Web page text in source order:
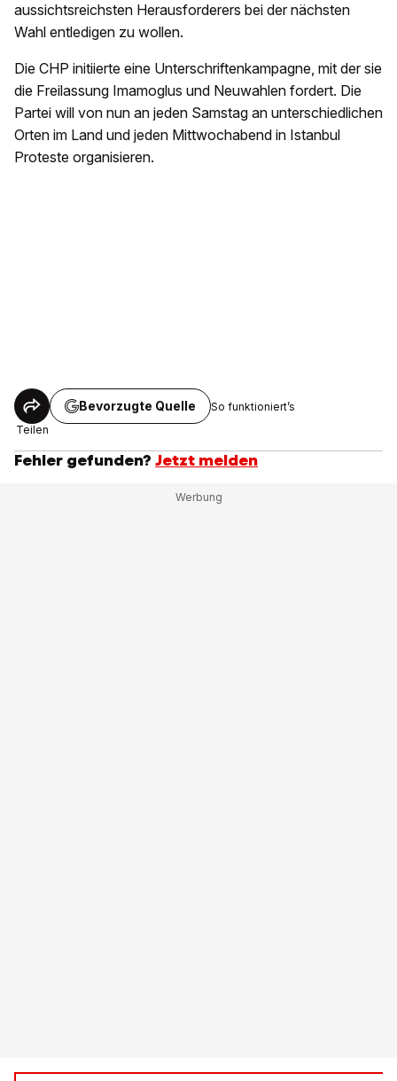
aussichtsreichsten Herausforderers bei der nächsten
Wahl entledigen zu wollen.
Die CHP initiierte eine Unterschriftenkampagne, mit der sie
die Freilassung Imamoglus und Neuwahlen fordert. Die
Partei will von nun an jeden Samstag an unterschiedlichen
Orten im Land und jeden Mittwochabend in Istanbul
Proteste organisieren.
Teilen
Bevorzugte Quelle So funktioniert’s
Fehler gefunden? Jetzt melden